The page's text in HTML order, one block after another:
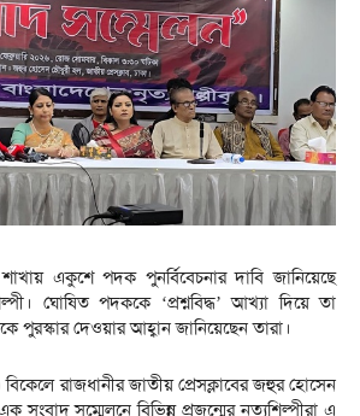
একুশে পদক পুনর্বিবেচনার দাবি জানিয়েছে
ঘোষিত পদককে ‘প্রশ্নবিদ্ধ’ আখ্যা দিয়ে তা
পুরস্কার দেওয়ার আহ্বান জানিয়েছেন তারা।
রাজধানীর জাতীয় প্রেসক্লাবের জহুর হোসেন
সম্মেলনে বিভিন্ন প্রজন্মের নৃত্যশিল্পীরা এ